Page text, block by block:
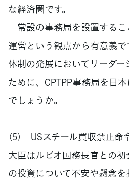
な経済圏です。
常設の事務局を設置するこ
運営という観点から有意義
体制の発展においてリーダー
ために、CPTPP事務局を日
でしょうか。
（5） USスチール買収禁止
大臣はルビオ国務長官との
の投資について不安や懸念